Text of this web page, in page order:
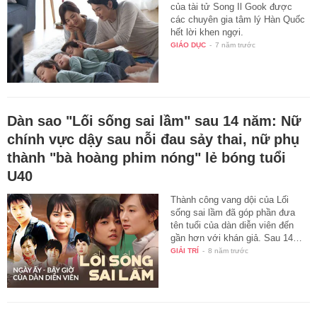
của tài tử Song Il Gook được
các chuyên gia tâm lý Hàn Quốc
hết lời khen ngợi.
GIÁO DỤC - 7 năm trước
Dàn sao "Lối sống sai lầm" sau 14 năm: Nữ
chính vực dậy sau nỗi đau sảy thai, nữ phụ
thành "bà hoàng phim nóng" lẻ bóng tuổi
U40
Thành công vang dội của Lối
sống sai lầm đã góp phần đưa
tên tuổi của dàn diễn viên đến
gần hơn với khán giả. Sau 14…
GIẢI TRÍ - 8 năm trước